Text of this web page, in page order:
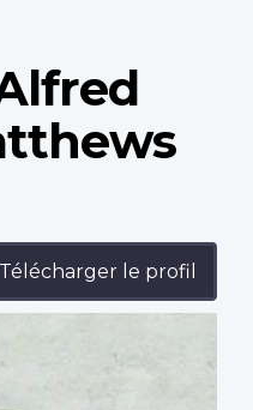
Télécharger le profil